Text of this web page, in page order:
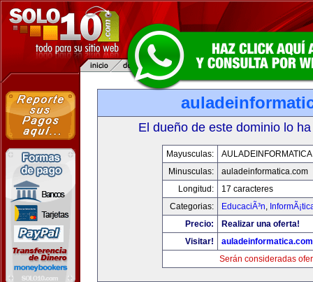
El dueño de este dominio lo
Mayusculas:
Minusculas:
auladeinformatica.com
Longitud:
17 caracteres
Categorias:
EducaciÃ³n,
Precio:
Realizar una oferta!
Visitar!
auladeinformatica.com
Serán consideradas